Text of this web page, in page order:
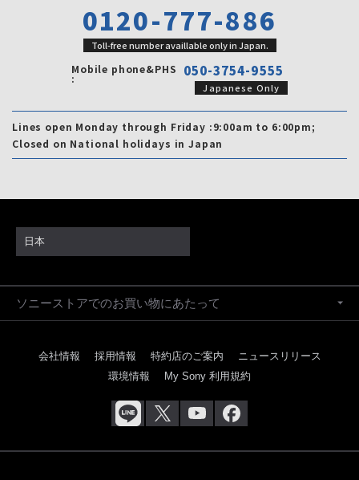
0120-777-886
Toll-free number availlable only in Japan.
Mobile phone&PHS
: 050-3754-9555
Japanese Only
Lines open Monday through Friday :9:00am to 6:00pm;
Closed on National holidays in Japan
日本
ソニーストアでのお買い物にあたって
会社情報 採用情報 特約店のご案内
ニュースリリース
環境情報
My Sony 利用規約